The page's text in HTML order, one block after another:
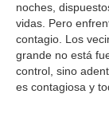
noches,
vidas. Pero
contagio. Los
grande no está
control, sino
es contagiosa y